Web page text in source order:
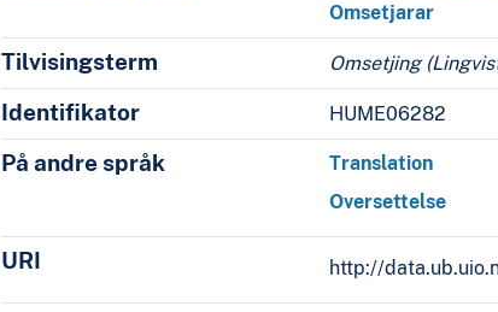
Omsetjarar
Tilvisingsterm Omsetjing
Identifikator HUME06282
På andre språk
Translation
Oversettelse
URI http://